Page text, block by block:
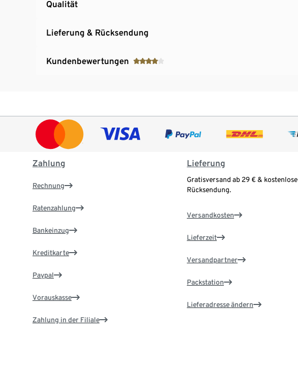
Qualität
Lieferung & Rücksendung
Kundenbewertungen
Zahlung
Rechnung
Ratenzahlung
Bankeinzug
Kreditkarte
Paypal
Vorauskasse
Zahlung in der Filiale
Lieferung
Gratisversand ab 29 € & kostenlose
Rücksendung.
Versandkosten
Lieferzeit
Versandpartner
Packstation
Lieferadresse ändern